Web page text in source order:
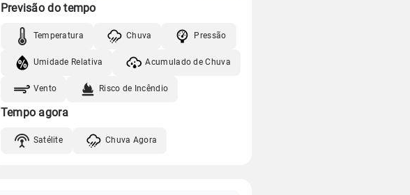
Previsão do tempo
Temperatura Chuva Pressão
Umidade Relativa Acumulado de Chuva
Vento Risco de Incêndio
Tempo agora
Satélite Chuva Agora